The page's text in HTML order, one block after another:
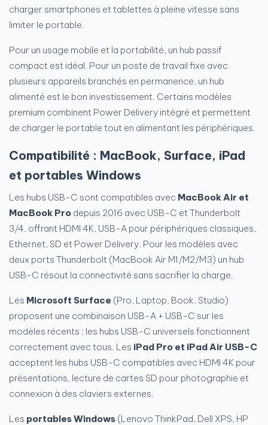
charger smartphones et tablettes à pleine vitesse sans
limiter le portable.
Pour un usage mobile et la portabilité, un hub passif
compact est idéal. Pour un poste de travail fixe avec
plusieurs appareils branchés en permanence, un hub
alimenté est le bon investissement. Certains modèles
premium combinent Power Delivery intégré et permettent
de charger le portable tout en alimentant les périphériques.
Compatibilité : MacBook, Surface, iPad
et portables Windows
Les hubs USB-C sont compatibles avec MacBook Air et
MacBook Pro depuis 2016 avec USB-C et Thunderbolt
3/4, offrant HDMI 4K, USB-A pour périphériques classiques,
Ethernet, SD et Power Delivery. Pour les modèles avec
deux ports Thunderbolt (MacBook Air M1/M2/M3) un hub
USB-C résout la connectivité sans sacrifier la charge.
Les Microsoft Surface (Pro, Laptop, Book, Studio)
proposent une combinaison USB-A + USB-C sur les
modèles récents ; les hubs USB-C universels fonctionnent
correctement avec tous. Les iPad Pro et iPad Air USB-C
acceptent les hubs USB-C compatibles avec HDMI 4K pour
présentations, lecture de cartes SD pour photographie et
connexion à des claviers externes.
Les portables Windows (Lenovo ThinkPad, Dell XPS, HP